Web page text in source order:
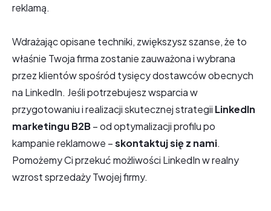
reklamą.
Wdrażając opisane techniki, zwiększysz szanse, że to
właśnie Twoja firma zostanie zauważona i wybrana
przez klientów spośród tysięcy dostawców obecnych
na LinkedIn. Jeśli potrzebujesz wsparcia w
przygotowaniu i realizacji skutecznej strategii LinkedIn
marketingu B2B– od optymalizacji profilu po
kampanie reklamowe –skontaktuj się z nami.
Pomożemy Ci przekuć możliwości LinkedIn w realny
wzrost sprzedaży Twojej firmy.